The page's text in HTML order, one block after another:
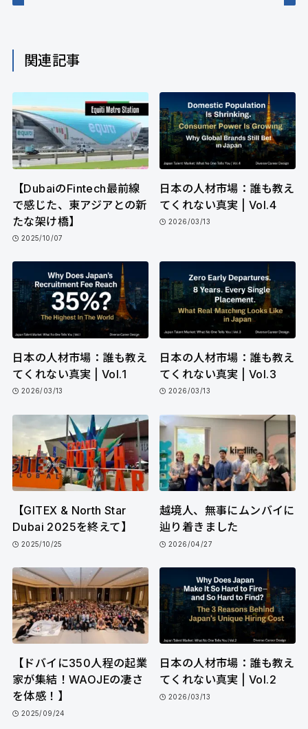
関連記事
【DubaiのFintech最前線
で感じた、東アジアとの新
たな架け橋】
2025/10/07
日本の人材市場：誰も教え
てくれない真実 | Vol.4
2026/03/13
日本の人材市場：誰も教え
てくれない真実 | Vol.1
2026/03/13
日本の人材市場：誰も教え
てくれない真実 | Vol.3
2026/03/13
【GITEX & North Star
Dubai 2025を終えて】
2025/10/25
越境人、無事にムンバイに
辿り着きました
2026/04/27
【ドバイに350人程の起業
家が集結！WAOJEの凄さ
を体感！】
2025/09/24
日本の人材市場：誰も教え
てくれない真実 | Vol.2
2026/03/13